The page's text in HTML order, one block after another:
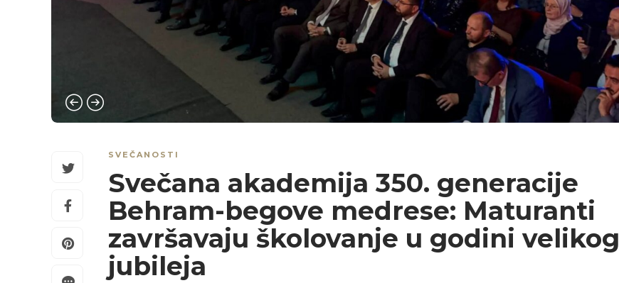
SVEČANOSTI
Svečana akademija 350. generacije
Behram-begove medrese: Maturanti
završavaju školovanje u godini velikog
jubileja